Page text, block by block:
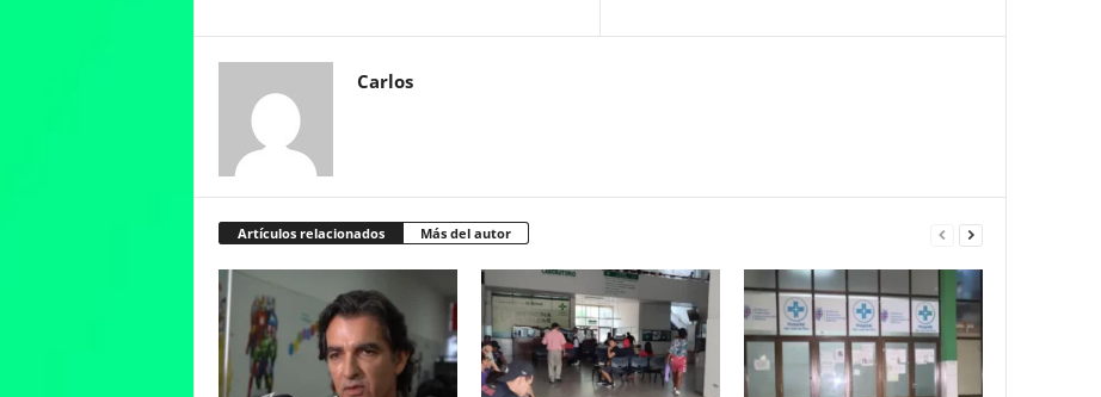
Carlos
Artículos relacionados Más del autor